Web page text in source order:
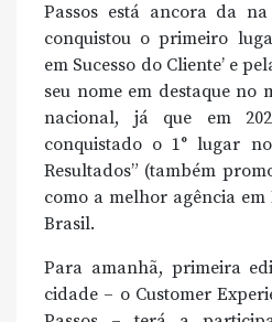
Passos está ancora da
conquistou o primeiro
em Sucesso do Cliente’ e
seu nome em destaque no
nacional, já que em
conquistado o 1° lugar
Resultados” (também
como a melhor agência
Brasil.
Para amanhã, primeira
cidade – o Customer